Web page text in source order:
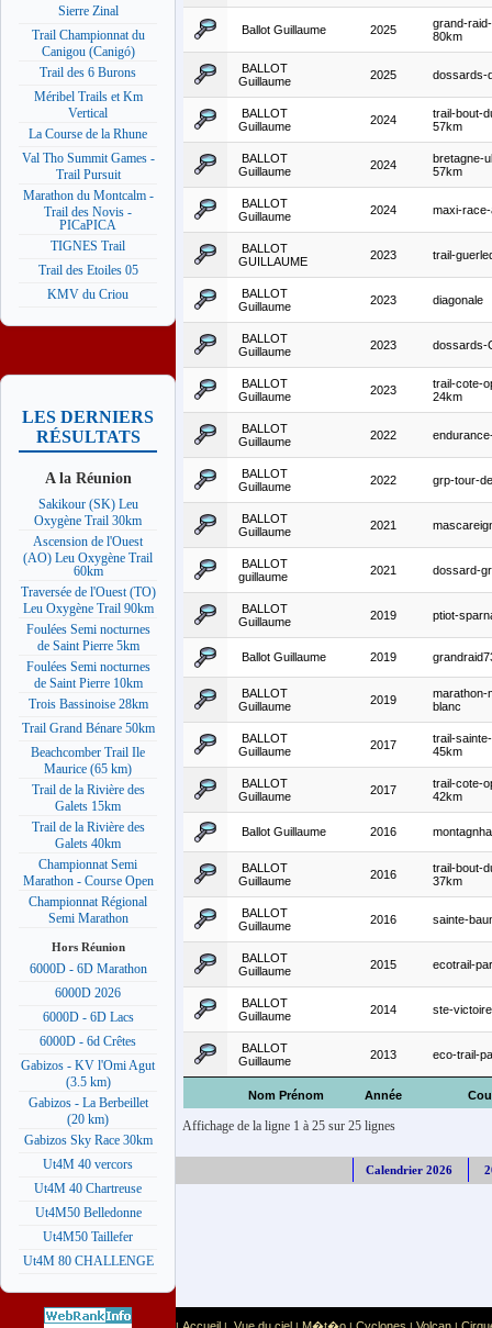
Sierre Zinal
Trail Championnat du
Canigou (Canigó)
Trail des 6 Burons
Méribel Trails et Km
Vertical
La Course de la Rhune
Val Tho Summit Games -
Trail Pursuit
Marathon du Montcalm -
Trail des Novis -
PICaPICA
TIGNES Trail
Trail des Etoiles 05
KMV du Criou
LES DERNIERS
RÉSULTATS
A la Réunion
Sakikour (SK) Leu
Oxygène Trail 30km
Ascension de l'Ouest
(AO) Leu Oxygène Trail
60km
Traversée de l'Ouest (TO)
Leu Oxygène Trail 90km
Foulées Semi nocturnes
de Saint Pierre 5km
Foulées Semi nocturnes
de Saint Pierre 10km
Trois Bassinoise 28km
Trail Grand Bénare 50km
Beachcomber Trail Ile
Maurice (65 km)
Trail de la Rivière des
Galets 15km
Trail de la Rivière des
Galets 40km
Championnat Semi
Marathon - Course Open
Championnat Régional
Semi Marathon
Hors Réunion
6000D - 6D Marathon
6000D 2026
6000D - 6D Lacs
6000D - 6d Crêtes
Gabizos - KV l'Omi Agut
(3.5 km)
Gabizos - La Berbeillet
(20 km)
Gabizos Sky Race 30km
Ut4M 40 vercors
Ut4M 40 Chartreuse
Ut4M50 Belledonne
Ut4M50 Taillefer
Ut4M 80 CHALLENGE
Nom Prénom Année
Ballot Guillaume 2025
grand-
80km
BALLOT
Guillaume
2025 dossards-
BALLOT
Guillaume
2024
trail-bout-
57km
BALLOT
Guillaume
2024
bretagne-
57km
BALLOT
Guillaume
2024 maxi-
BALLOT
GUILLAUME
2023 trail-
BALLOT
Guillaume
2023 diagonale
BALLOT
Guillaume
2023 dossards-
BALLOT
Guillaume
2023
trail-cote-
24km
BALLOT
Guillaume
2022
BALLOT
Guillaume
2022 grp-tour-
BALLOT
Guillaume
2021
BALLOT
guillaume
2021 dossard-
BALLOT
Guillaume
2019 ptiot-
Ballot Guillaume 2019
BALLOT
Guillaume
2019
marathon-
blanc
BALLOT
Guillaume
2017
trail-
45km
BALLOT
Guillaume
2017
trail-cote-
42km
Ballot Guillaume 2016
BALLOT
Guillaume
2016
trail-bout-
37km
BALLOT
Guillaume
2016 sainte-
BALLOT
Guillaume
2015 ecotrail-
BALLOT
Guillaume
2014 ste-
BALLOT
Guillaume
2013 eco-trail-
Affichage de la ligne 1 à 25 sur 25 lignes
Calendrier 2026